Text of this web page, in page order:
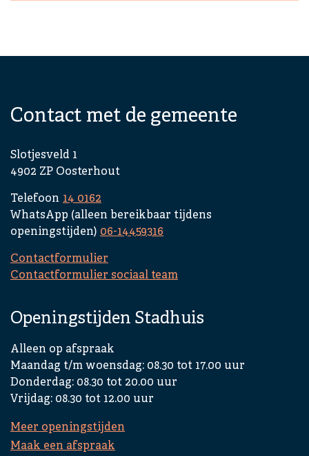
Contact met de gemeente
Slotjesveld 1
4902 ZP Oosterhout
Telefoon 14 0162
WhatsApp (alleen bereikbaar tijdens
openingstijden) 06-14459316
Contactformulier
Contactformulier sociaal team
Openingstijden Stadhuis
Alleen op afspraak
Maandag t/m woensdag: 08.30 tot 17.00 uur
Donderdag: 08.30 tot 20.00 uur
Vrijdag: 08.30 tot 12.00 uur
Meer openingstijden
Maak een afspraak